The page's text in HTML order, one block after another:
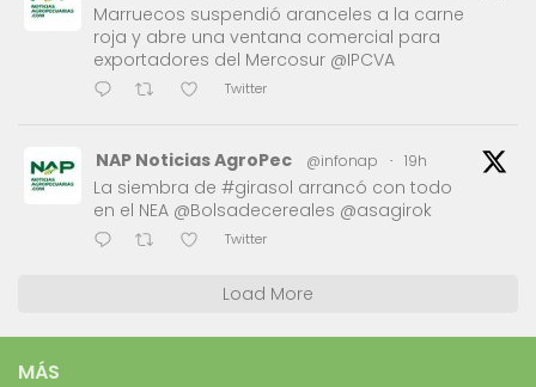
Marruecos suspendió aranceles a la carne
roja y abre una ventana comercial para
exportadores del Mercosur @IPCVA
Twitter
NAP Noticias AgroPec @infonap · 19h
La siembra de #girasol arrancó con todo
en el NEA @Bolsadecereales @asagirok
Twitter
Load More
MÁS